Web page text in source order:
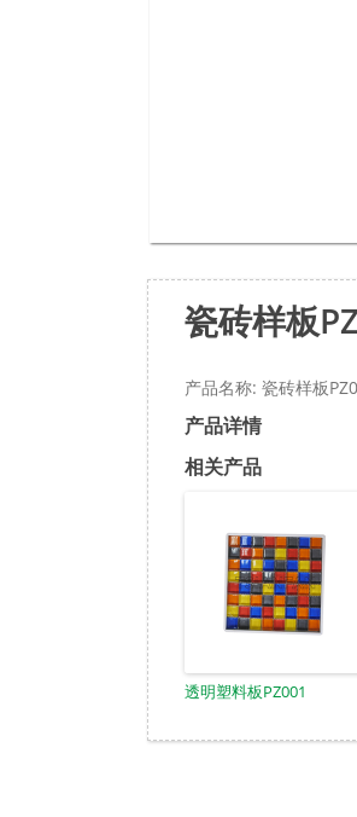
瓷砖样板
产品名称: 瓷砖样板
产品详情
相关产品
透明塑料板PZ001